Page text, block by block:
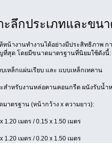
ะลึกประเภทและขน
ห้หน้างานทำงานได้อย่างมีประสิทธิภาพ
ที่สุด โดยมีขนาดมาตรฐานที่นิยมใช้ดังนี้:
บเหล็กแผ่นเรียบ และ แบบเหล็กเทคาน
ะสำหรับงานหล่อคานคอนกรีต ผนังรับน้
าตรฐาน (หน้ากว้าง x ความยาว):
1.20 เมตร / 0.15 x 1.50 เมตร
1.20 เมตร / 0.20 x 1.50 เมตร